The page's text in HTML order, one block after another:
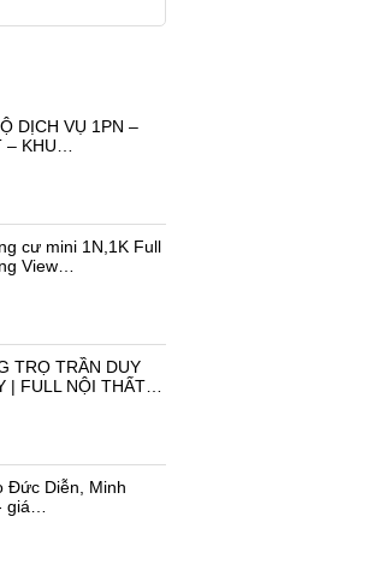
DỊCH VỤ 1PN –
KHU…
cư mini 1N,1K Full
View…
TRỌ TRẦN DUY
| FULL NỘI THẤT…
Đức Diễn, Minh
giá…